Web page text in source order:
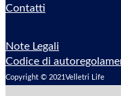
Contatti
Note Legali
Codice di
Copyright © 2021Velletri Life